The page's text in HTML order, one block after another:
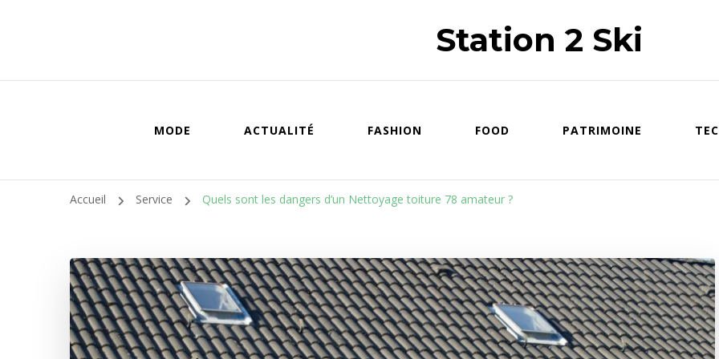
Station 2 Ski
MODE ACTUALITÉ FASHION FOOD PATRIMOINE
Accueil Service Quels sont les dangers d’un Nettoyage toiture 78 amateur ?